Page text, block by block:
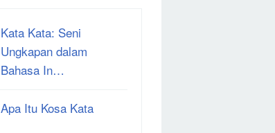
Kata Kata: Seni
Ungkapan dalam
Bahasa In…
Apa Itu Kosa Kata